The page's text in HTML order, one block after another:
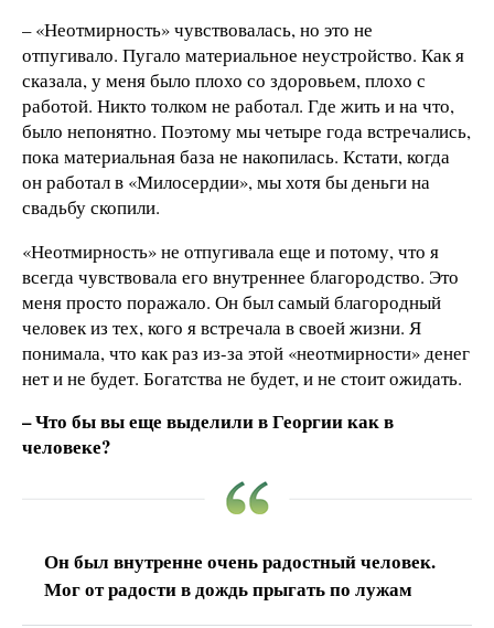
– «Неотмирность» чувствовалась, но это не
отпугивало. Пугало материальное неустройство. Как я
сказала, у меня было плохо со здоровьем, плохо с
работой. Никто толком не работал. Где жить и на что,
было непонятно. Поэтому мы четыре года встречались,
пока материальная база не накопилась. Кстати, когда
он работал в «Милосердии», мы хотя бы деньги на
свадьбу скопили.
«Неотмирность» не отпугивала еще и потому, что я
всегда чувствовала его внутреннее благородство. Это
меня просто поражало. Он был самый благородный
человек из тех, кого я встречала в своей жизни. Я
понимала, что как раз из-за этой «неотмирности» денег
нет и не будет. Богатства не будет, и не стоит ожидать.
– Что бы вы еще выделили в Георгии как в
человеке?
Он был внутренне очень радостный человек.
Мог от радости в дождь прыгать по лужам